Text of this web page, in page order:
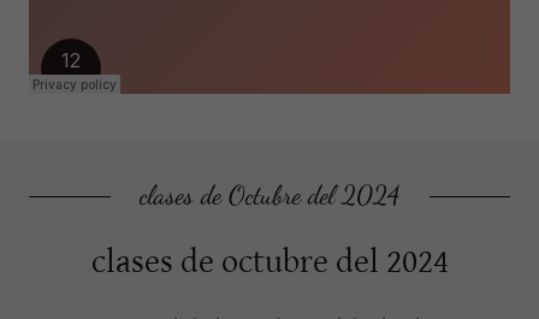
clases de Octubre del 2024
clases de octubre del 2024